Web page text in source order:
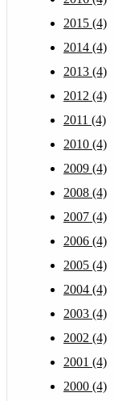
2015 (4)
2014 (4)
2013 (4)
2012 (4)
2011 (4)
2010 (4)
2009 (4)
2008 (4)
2007 (4)
2006 (4)
2005 (4)
2004 (4)
2003 (4)
2002 (4)
2001 (4)
2000 (4)